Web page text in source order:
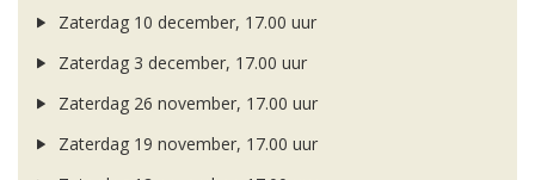
Zaterdag 10 december, 17.00 uur
Zaterdag 3 december, 17.00 uur
Zaterdag 26 november, 17.00 uur
Zaterdag 19 november, 17.00 uur